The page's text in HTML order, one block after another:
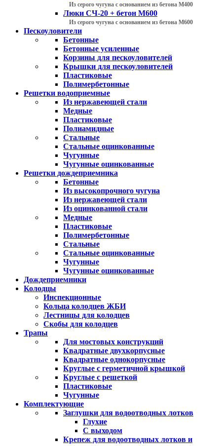
Из серого чугуна с основанием из бетона М400
Люки СЧ-20 + бетон М600
Из серого чугуна с основанием из бетона М600
Пескоуловители
Бетонные
Бетонные усиленные
Корзины для пескоуловителей
Крышки для пескоуловителей
Пластиковые
Полимербетонные
Решетки водоприемные
Из нержавеющей стали
Медные
Пластиковые
Полиамидные
Стальные
Стальные оцинкованные
Чугунные
Чугунные оцинкованные
Решетки дождеприемника
Бетонные
Из высокопрочного чугуна
Из нержавеющей стали
Из оцинкованной стали
Медные
Пластиковые
Полимербетонные
Стальные
Стальные оцинкованные
Чугунные
Чугунные оцинкованные
Дождеприемники
Колодцы
Инспекционные
Кольца колодцев ЖБИ
Лестницы для колодцев
Скобы для колодцев
Трапы
Для мостовых конструкций
Квадратные двухкорпусные
Квадратные однокорпусные
Круглые с герметичной крышкой
Круглые с решеткой
Пластиковые
Чугунные
Комплектующие
Заглушки для водоотводных лотков
Глухие
С выходом
Крепеж для водоотводных лотков и